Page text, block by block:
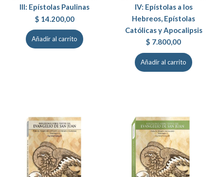
III: Epístolas Paulinas
$ 14.200,00
Añadir al carrito
IV: Epístolas a los
Hebreos, Epístolas
Católicas y Apocalipsis
$ 7.800,00
Añadir al carrito